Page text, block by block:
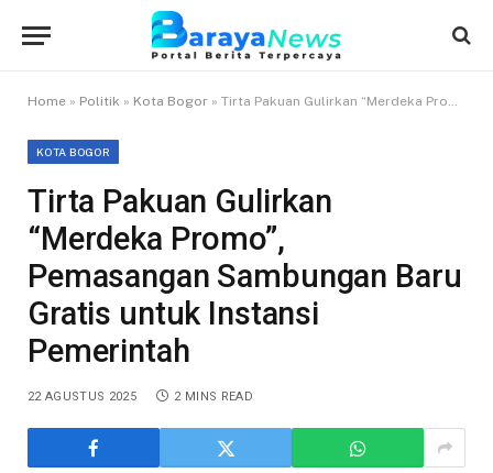
Home » Politik » Kota Bogor » Tirta Pakuan Gulirkan “Merdeka Promo”, Pemasangan Sambungan Baru Gratis untuk Instansi Pemerintah
KOTA BOGOR
Tirta Pakuan Gulirkan
“Merdeka Promo”,
Pemasangan Sambungan Baru
Gratis untuk Instansi
Pemerintah
22 AGUSTUS 2025 2 MINS READ